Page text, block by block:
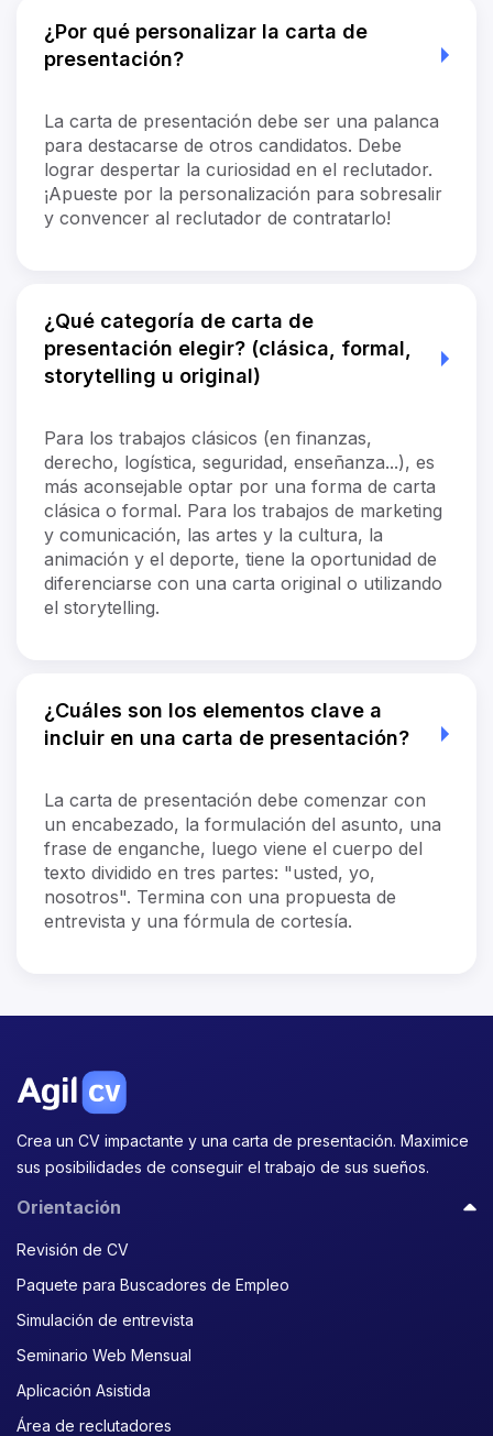
¿Por qué personalizar la carta de
presentación?
La carta de presentación debe ser una palanca
para destacarse de otros candidatos. Debe
lograr despertar la curiosidad en el reclutador.
¡Apueste por la personalización para sobresalir
y convencer al reclutador de contratarlo!
¿Qué categoría de carta de
presentación elegir? (clásica, formal,
storytelling u original)
Para los trabajos clásicos (en finanzas,
derecho, logística, seguridad, enseñanza...), es
más aconsejable optar por una forma de carta
clásica o formal. Para los trabajos de marketing
y comunicación, las artes y la cultura, la
animación y el deporte, tiene la oportunidad de
diferenciarse con una carta original o utilizando
el storytelling.
¿Cuáles son los elementos clave a
incluir en una carta de presentación?
La carta de presentación debe comenzar con
un encabezado, la formulación del asunto, una
frase de enganche, luego viene el cuerpo del
texto dividido en tres partes: "usted, yo,
nosotros". Termina con una propuesta de
entrevista y una fórmula de cortesía.
Crea un CV impactante y una carta de presentación. Maximice
sus posibilidades de conseguir el trabajo de sus sueños.
Orientación
Revisión de CV
Paquete para Buscadores de Empleo
Simulación de entrevista
Seminario Web Mensual
Aplicación Asistida
Área de reclutadores